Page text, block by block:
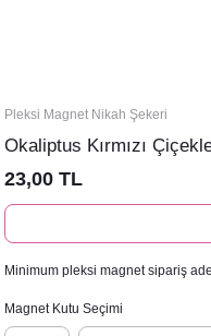
Pleksi Magnet Nikah Şekeri
Okaliptus Kırmızı
23,00 TL
Minimum pleksi magnet sipariş
Magnet Kutu Seçimi